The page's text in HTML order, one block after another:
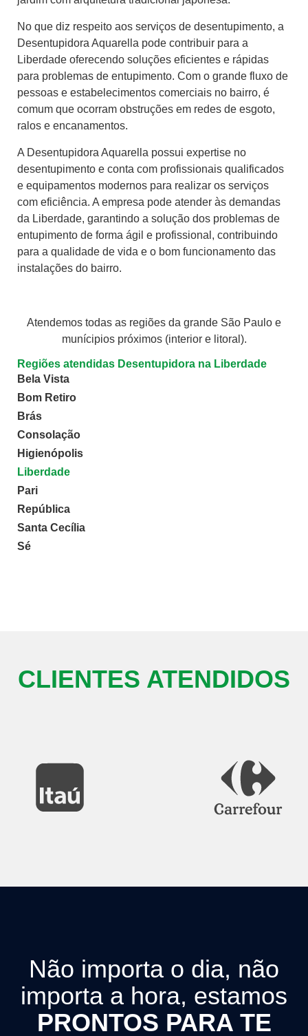
No que diz respeito aos serviços de desentupimento, a
Desentupidora Aquarella pode contribuir para a
Liberdade oferecendo soluções eficientes e rápidas
para problemas de entupimento. Com o grande fluxo de
pessoas e estabelecimentos comerciais no bairro, é
comum que ocorram obstruções em redes de esgoto,
ralos e encanamentos.
A Desentupidora Aquarella possui expertise no
desentupimento e conta com profissionais qualificados
e equipamentos modernos para realizar os serviços
com eficiência. A empresa pode atender às demandas
da Liberdade, garantindo a solução dos problemas de
entupimento de forma ágil e profissional, contribuindo
para a qualidade de vida e o bom funcionamento das
instalações do bairro.
Atendemos todas as regiões da grande São Paulo e
munícipios próximos (interior e litoral).
Regiões atendidas Desentupidora na Liberdade
Bela Vista
Bom Retiro
Brás
Consolação
Higienópolis
Liberdade
Pari
República
Santa Cecília
Sé
CLIENTES ATENDIDOS
Não importa o dia, não
importa a hora, estamos
PRONTOS PARA TE